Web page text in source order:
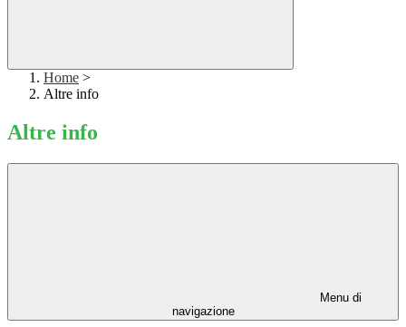
Home >
Altre info
Altre info
Menu di
navigazione